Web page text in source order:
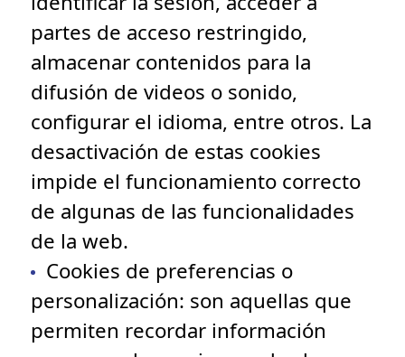
partes de acceso restringido,
almacenar contenidos para la
difusión de videos o sonido,
configurar el idioma, entre otros. La
desactivación de estas cookies
impide el funcionamiento correcto
de algunas de las funcionalidades
de la web.
Cookies de preferencias o
personalización: son aquellas que
permiten recordar información